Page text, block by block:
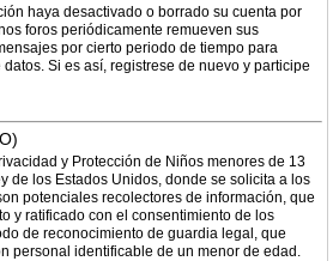
haya desactivado o borrado su cuenta por
foros periódicamente remueven sus
por cierto periodo de tiempo para
Si es así, registrese de nuevo y participe
y Protección de Niños menores de 13
de los Estados Unidos, donde se solicita a los
potenciales recolectores de información, que
y ratificado con el consentimiento de los
de reconocimiento de guardia legal, que
personal identificable de un menor de edad.